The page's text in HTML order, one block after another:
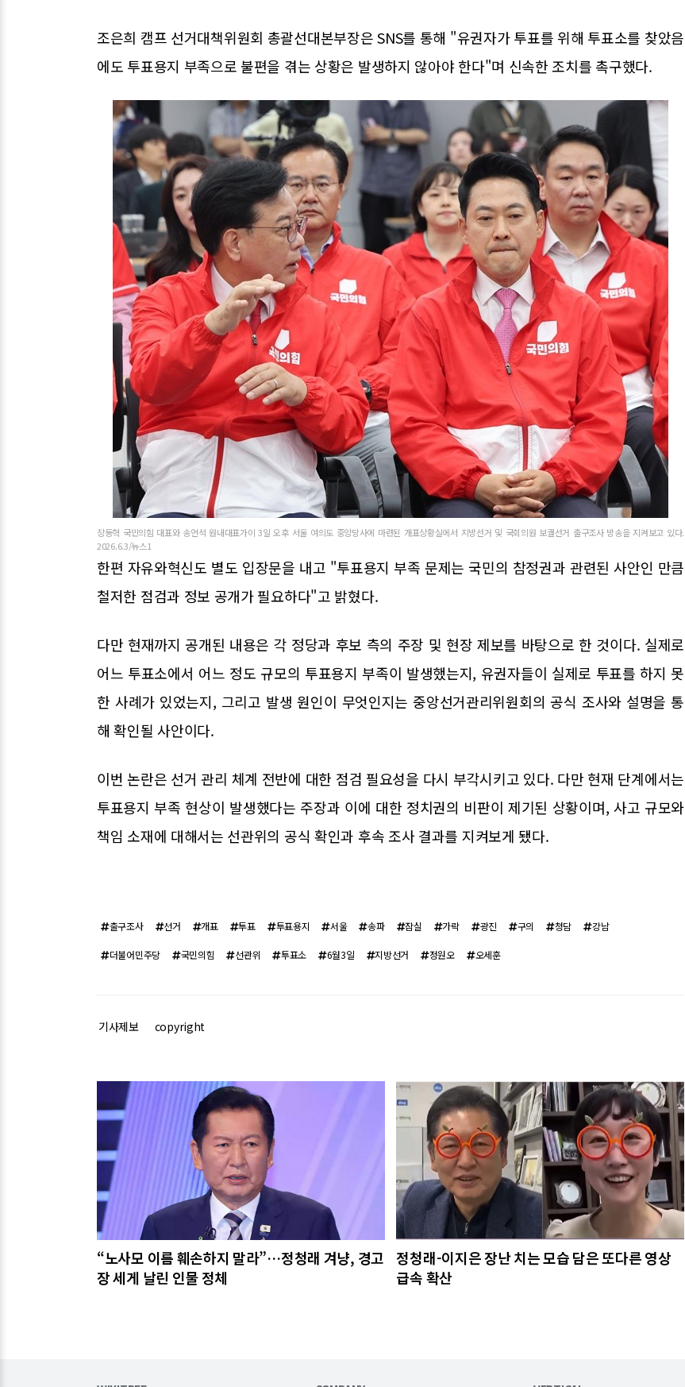
조은희 캠프 선거대책위원회 총괄선대본부장은 SNS를 통해 "유권자가 투표를 위해 투표소를 찾았음
에도 투표용지 부족으로 불편을 겪는 상황은 발생하지 않아야 한다"며 신속한 조치를 촉구했다.
장동혁 국민의힘 대표와 송언석 원내대표가이 3일 오후 서울 여의도 중앙당사에 마련된 개표상황실에서 지방선거 및 국회의원 보궐선거 출구조사 방송을 지켜보고 있다.
2026.6.3/뉴스1
한편 자유와혁신도 별도 입장문을 내고 "투표용지 부족 문제는 국민의 참정권과 관련된 사안인 만큼
철저한 점검과 정보 공개가 필요하다"고 밝혔다.
다만 현재까지 공개된 내용은 각 정당과 후보 측의 주장 및 현장 제보를 바탕으로 한 것이다. 실제로
어느 투표소에서 어느 정도 규모의 투표용지 부족이 발생했는지, 유권자들이 실제로 투표를 하지 못
한 사례가 있었는지, 그리고 발생 원인이 무엇인지는 중앙선거관리위원회의 공식 조사와 설명을 통
해 확인될 사안이다.
이번 논란은 선거 관리 체계 전반에 대한 점검 필요성을 다시 부각시키고 있다. 다만 현재 단계에서는
투표용지 부족 현상이 발생했다는 주장과 이에 대한 정치권의 비판이 제기된 상황이며, 사고 규모와
책임 소재에 대해서는 선관위의 공식 확인과 후속 조사 결과를 지켜보게 됐다.
출구조사 선거 개표 투표 투표용지 서울 송파 잠실 가락 광진 구의 청담 강남
더불어민주당 국민의힘 선관위 투표소 6월3일 지방선거 정원오 오세훈
기사제보 copyright
관련기사
“노사모 이름 훼손하지 말라”…정청래 겨냥, 경고
장 세게 날린 인물 정체
정청래-이지은 장난 치는 모습 담은 또다른 영상
급속 확산